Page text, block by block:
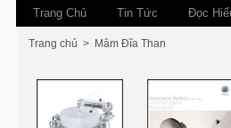
Trang Chủ Tin Tức Đọc
Trang chủ > Mâm Đĩa Than